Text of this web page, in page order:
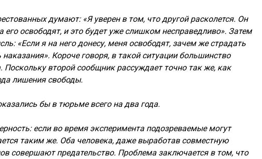
думают: «Я уверен в том, что другой расколется. Он
его освободят, и это будет уже слишком несправедливо». Затем
«Если я на него донесу, меня освободят, зачем же страдать
Короче говоря, в такой ситуации большинство
Поскольку второй сообщник рассуждает точно так же, как
лишения свободы.
бы в тюрьме всего на два года.
если во время эксперимента подозреваемые могут
таким же. Оба человека, даже выработав совместную
совершают предательство. Проблема заключается в том, что